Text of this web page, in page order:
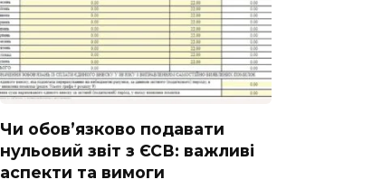
Чи обов’язково подавати
нульовий звіт з ЄСВ: важливі
аспекти та вимоги